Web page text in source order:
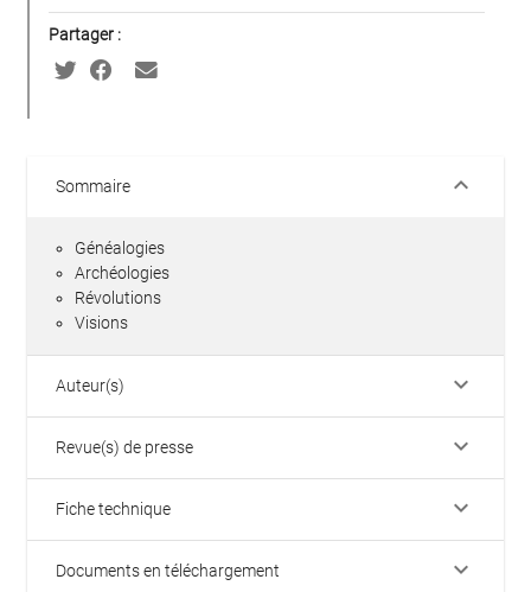
Partager :
Sommaire keyboard_arrow_down
Généalogies
Archéologies
Révolutions
Visions
Auteur(s) keyboard_arrow_down
Revue(s) de presse keyboard_arrow_down
Fiche technique keyboard_arrow_down
Documents en téléchargement keyboard_arrow_down